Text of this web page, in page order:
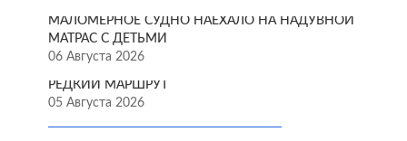
МАЛОМЕРНОЕ СУДНО НАЕХАЛО НА НАДУВНОЙ
МАТРАС С ДЕТЬМИ
06 Августа 2026
РЕДКИЙ МАРШРУТ
05 Августа 2026